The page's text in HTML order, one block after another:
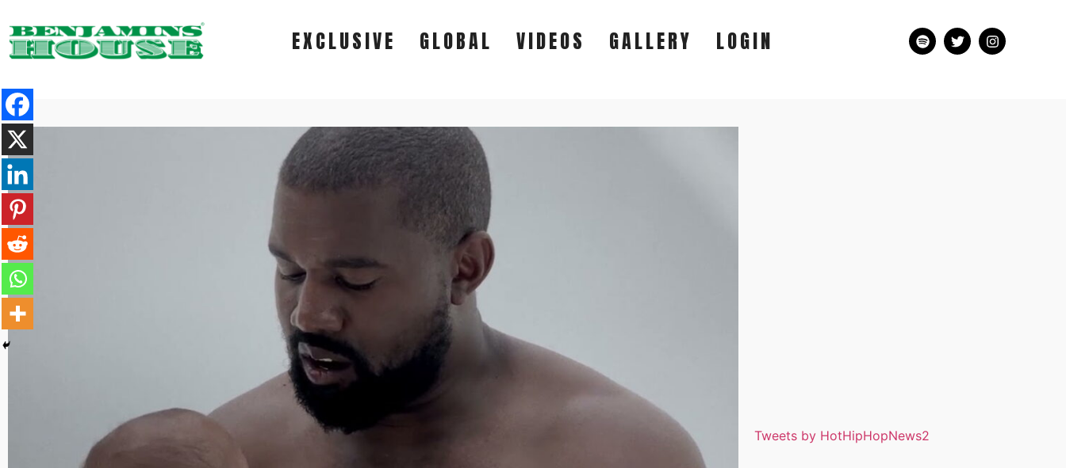
EXCLUSIVE GLOBAL VIDEOS GALLERY LOGIN
EXCLUSIVE
GLOBAL
VIDEOS
GALLERY
LOGIN
Tweets by HotHipHopNews2